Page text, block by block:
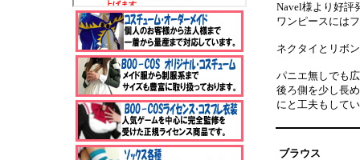
Navel様より好評
ワンピースには
ネクタイとリボ
パニエ無しでも
後ろ側を少し長
にと工夫もして
ブラウス